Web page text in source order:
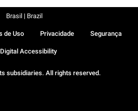
subsidiaries. All rights reserved.
de Uso Privacidade Segurança
Digital Accessibility
Brasil | Brazil